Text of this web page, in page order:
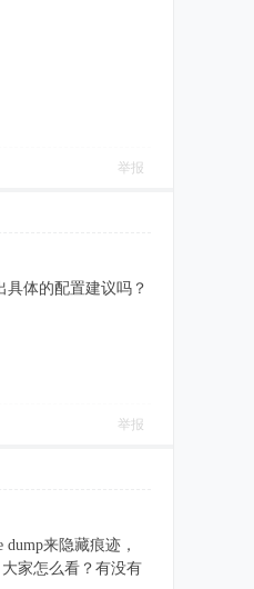
举报
体的配置建议吗？
举报
来隐藏痕迹，
家怎么看？有没有